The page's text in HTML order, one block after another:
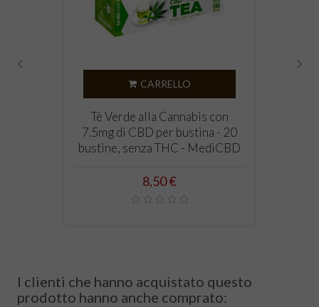
CARRELLO
Tè Verde alla Cannabis con
7.5mg di CBD per bustina - 20
bustine, senza THC - MediCBD
Prezzo
8,50 €
I clienti che hanno acquistato questo
prodotto hanno anche comprato: